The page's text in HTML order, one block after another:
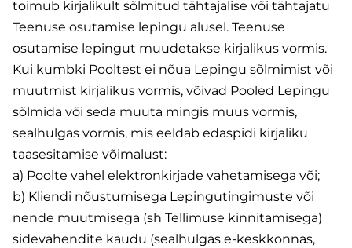
toimub kirjalikult sõlmitud tähtajalise või tähtajatu
Teenuse osutamise lepingu alusel. Teenuse
osutamise lepingut muudetakse kirjalikus vormis.
Kui kumbki Pooltest ei nõua Lepingu sõlmimist või
muutmist kirjalikus vormis, võivad Pooled Lepingu
sõlmida või seda muuta mingis muus vormis,
sealhulgas vormis, mis eeldab edaspidi kirjaliku
taasesitamise võimalust:
а) Poolte vahel elektronkirjade vahetamisega või;
b) Kliendi nõustumisega Lepingutingimuste või
nende muutmisega (sh Tellimuse kinnitamisega)
sidevahendite kaudu (sealhulgas e-keskkonnas,